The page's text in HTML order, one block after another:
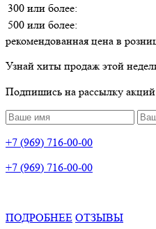
300 или более:
500 или более:
рекомендованная цена в
Узнай хиты продаж этой
Подпишись на рассылку
+7 (969) 716-00-00
+7 (969) 716-00-00
ПОДРОБНЕЕ ОТЗЫВЫ